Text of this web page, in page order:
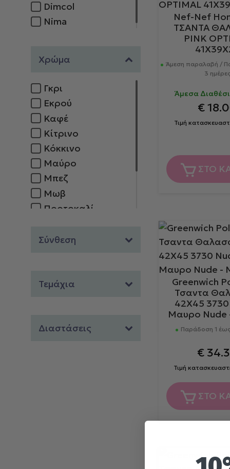
Dimcol
Nima
Χρώμα
Γκρι
Εκρού
Καφέ
Κίτρινο
Κόκκινο
Μαύρο
Μπεζ
Μωβ
Πορτοκαλί
Ροζ
Σύνθεση
Τεμάχια
Διαστάσεις
Nef-Nef
ΤΣΑΝΤΑ
PINK
Άμεση παραλαβή /
3 ημέρες
Άμεσα
€
Τιμή
ΣΤΟ
Greenwich
Τσαντα
42Χ45
Μαυρο
Παράδοση 1
€
Τιμή
ΣΤΟ